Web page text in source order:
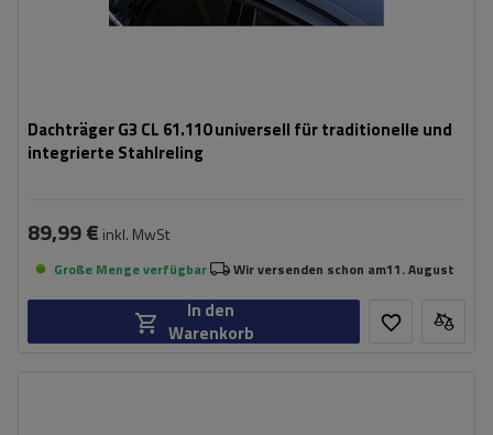
Dachträger G3 CL 61.110 universell für traditionelle und
integrierte Stahlreling
89,99 € inkl. MwSt
Große Menge verfügbar Wir versenden schon am11. August
In den
Warenkorb